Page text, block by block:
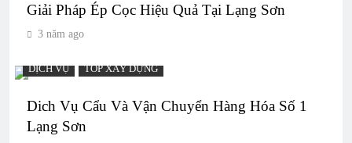
Giải Pháp Ép Cọc Hiệu Quả Tại Lạng Sơn
3 năm ago
DỊCH VỤ TOP XÂY DỰNG
Dich Vụ Cẩu Và Vận Chuyển Hàng Hóa Số 1
Lạng Sơn